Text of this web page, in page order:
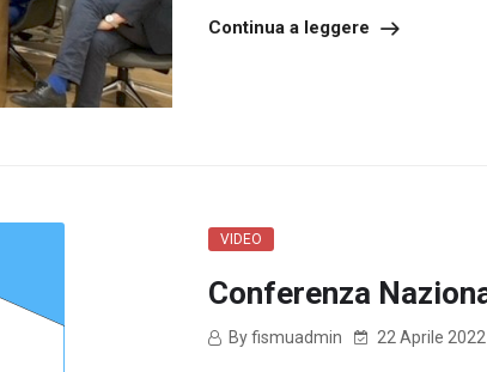
Continua a leggere
VIDEO
Conferenza
By fismuadmin 22 Aprile 2022